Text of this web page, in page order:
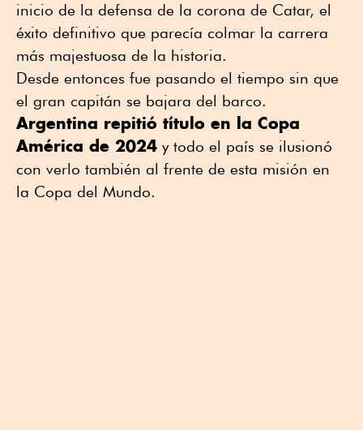
inicio de la defensa de la corona de Catar, el
éxito definitivo que parecía colmar la carrera
más majestuosa de la historia.
Desde entonces fue pasando el tiempo sin que
el gran capitán se bajara del barco.
Argentina repitió título en la Copa
América de 2024 y todo el país se ilusionó
con verlo también al frente de esta misión en
la Copa del Mundo.